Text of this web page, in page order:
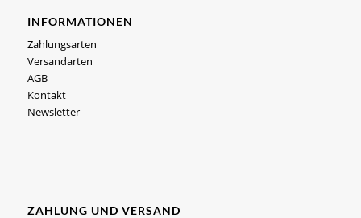
INFORMATIONEN
Zahlungsarten
Versandarten
AGB
Kontakt
Newsletter
ZAHLUNG UND VERSAND